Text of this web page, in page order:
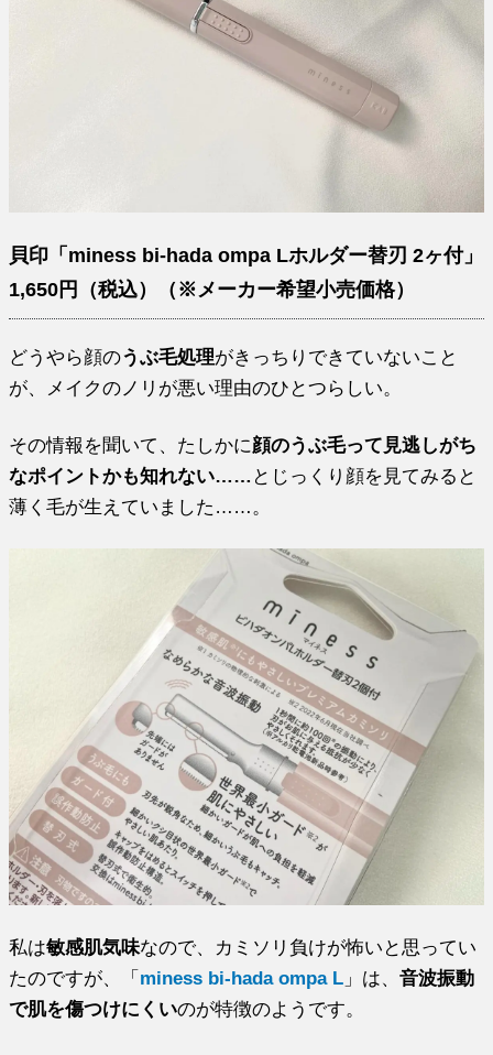
貝印「miness bi-hada ompa Lホルダー替刃 2ヶ付」
1,650円（税込）（※メーカー希望小売価格）
どうやら顔のうぶ毛処理がきっちりできていないこと
が、メイクのノリが悪い理由のひとつらしい。
その情報を聞いて、たしかに顔のうぶ毛って見逃しがち
なポイントかも知れない…… とじっくり顔を見てみると
薄く毛が生えていました……。
私は敏感肌気味なので、カミソリ負けが怖いと思ってい
たのですが、「 miness bi-hada ompa L 」は、音波振動
で肌を傷つけにくいのが特徴のようです。